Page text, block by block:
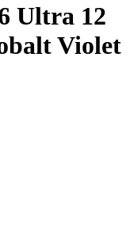
Ultra 12
Violet